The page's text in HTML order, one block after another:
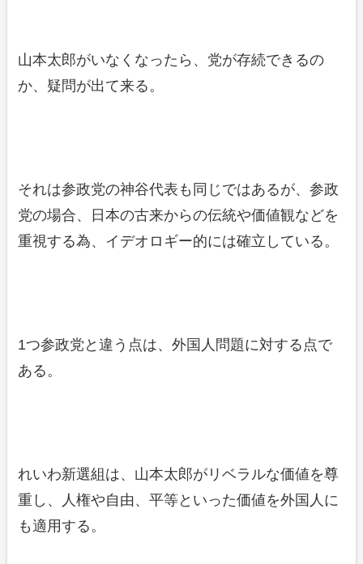
山本太郎がいなくなったら、党が存続できるの
か、疑問が出て来る。
それは参政党の神谷代表も同じではあるが、参政
党の場合、日本の古来からの伝統や価値観などを
重視する為、イデオロギー的には確立している。
1つ参政党と違う点は、外国人問題に対する点で
ある。
れいわ新選組は、山本太郎がリベラルな価値を尊
重し、人権や自由、平等といった価値を外国人に
も適用する。